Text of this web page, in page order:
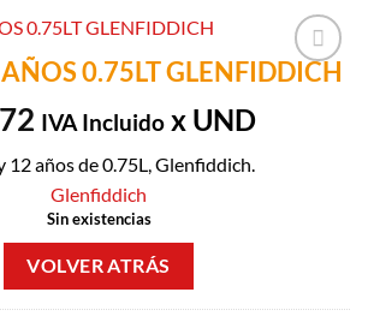
Añadir a
0.75LT GLENFIDDICH
IVA Incluido x UND
12 años de 0.75L, Glenfiddich.
Glenfiddich
Sin existencias